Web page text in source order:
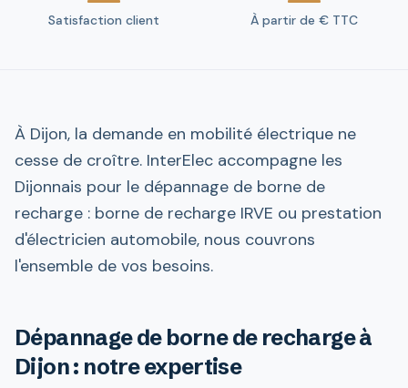
Satisfaction client À partir de € TTC
À Dijon, la demande en mobilité électrique ne
cesse de croître. InterElec accompagne les
Dijonnais pour le dépannage de borne de
recharge : borne de recharge IRVE ou prestation
d'électricien automobile, nous couvrons
l'ensemble de vos besoins.
Dépannage de borne de recharge à
Dijon : notre expertise